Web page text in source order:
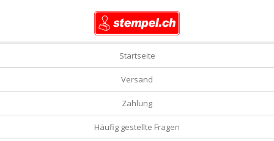
Startseite
Versand
Zahlung
Häufig gestellte Fragen